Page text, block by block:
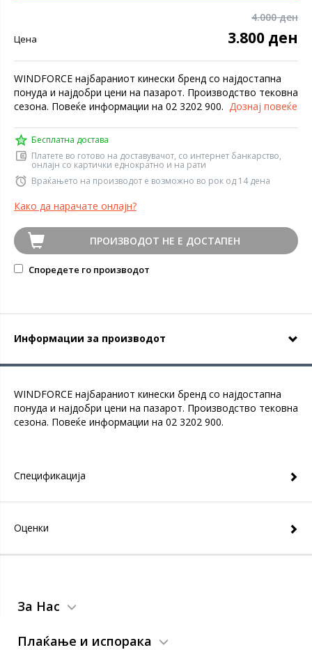
4.000 ден
Цена 3.800 ден
WINDFORCE најбараниот кинески бренд со најдостапна
понуда и најдобри цени на пазарот. Производство тековна
сезона. Повеќе информации на 02 3202 900. Дознај повеќе
Бесплатна достава
Платете во готово на доставувачот, со интернет банкарство,
онлајн со картички еднократно и на рати
Враќањето на производот е возможно во рок од 14 дена
Како да нарачате онлајн?
ПРОИЗВОДОТ НЕ Е ДОСТАПЕН
Споредете го производот
Информации за производот
WINDFORCE најбараниот кинески бренд со најдостапна
понуда и најдобри цени на пазарот. Производство тековна
сезона. Повеќе информации на 02 3202 900.
Спецификација
Оценки
За Нас
Плаќање и испорака